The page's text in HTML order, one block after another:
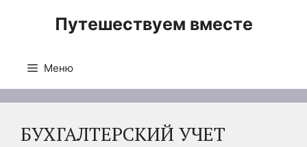
Путешествуем вместе
Меню
БУХГАЛТЕРСКИЙ УЧЕТ